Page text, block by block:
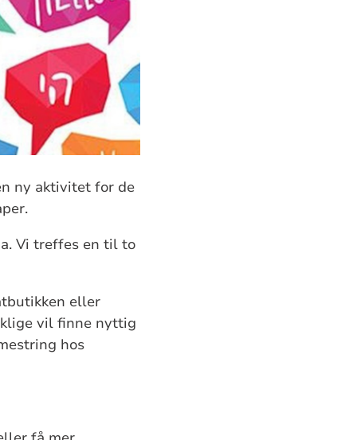
ny aktivitet for de
Vi treffes en til to
eller
vil finne nyttig
hos